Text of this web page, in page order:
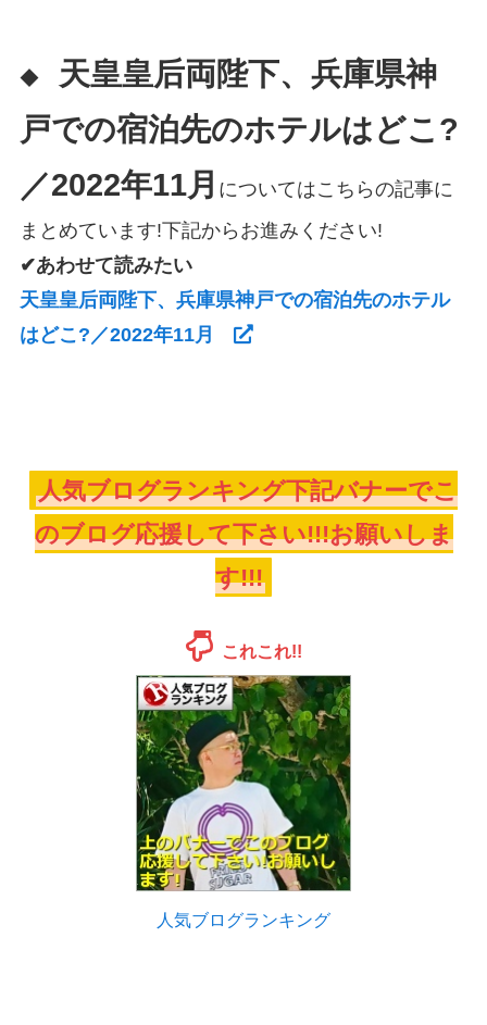
◆
天皇皇后両陛下、兵庫県神
戸での宿泊先のホテルはどこ?
／2022年11月 についてはこちらの記事に
まとめています!下記からお進みください!
✔あわせて読みたい
天皇皇后両陛下、兵庫県神戸での宿泊先のホテル
はどこ?／2022年11月
人気ブログランキング下記バナーでこ
のブログ応援して下さい!!!お願いしま
す!!!
これこれ!!
人気ブログランキング